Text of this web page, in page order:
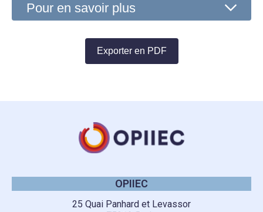
Pour en savoir plus
Exporter en PDF
OPIIEC
25 Quai Panhard et Levassor